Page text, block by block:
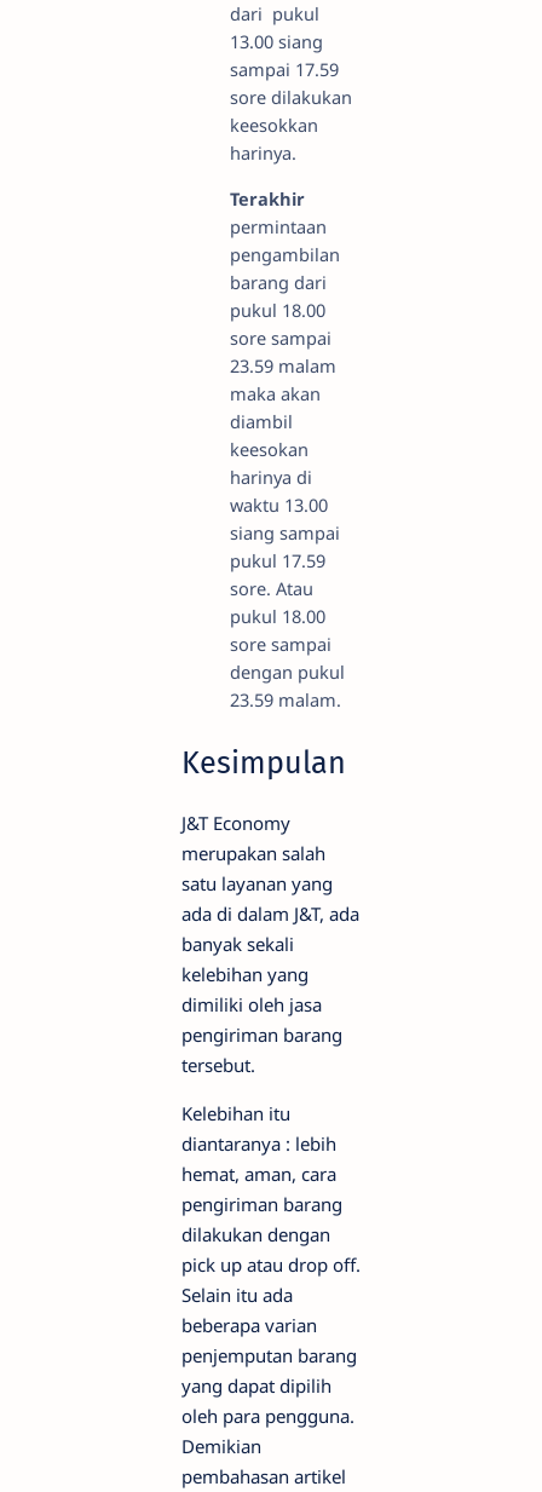
dari pukul
13.00 siang
sampai 17.59
sore dilakukan
keesokkan
harinya.
Terakhir
permintaan
pengambilan
barang dari
pukul 18.00
sore sampai
23.59 malam
maka akan
diambil
keesokan
harinya di
waktu 13.00
siang sampai
pukul 17.59
sore. Atau
pukul 18.00
sore sampai
dengan pukul
23.59 malam.
Kesimpulan
J&T Economy
merupakan salah
satu layanan yang
ada di dalam J&T, ada
banyak sekali
kelebihan yang
dimiliki oleh jasa
pengiriman barang
tersebut.
Kelebihan itu
diantaranya : lebih
hemat, aman, cara
pengiriman barang
dilakukan dengan
pick up atau drop off.
Selain itu ada
beberapa varian
penjemputan barang
yang dapat dipilih
oleh para pengguna.
Demikian
pembahasan artikel